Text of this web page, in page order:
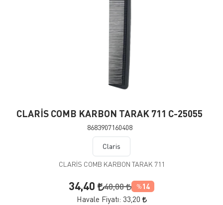
CLARİS COMB KARBON TARAK 711 C-25055
8683907160408
Claris
CLARİS COMB KARBON TARAK 711
34,40 40,00 % 14
Havale Fiyatı: 33,20